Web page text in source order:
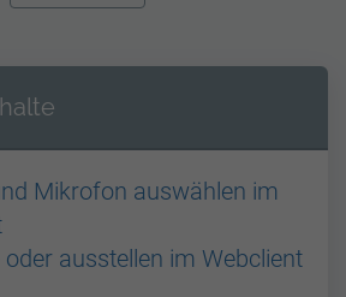
Mikrofon auswählen im
oder ausstellen im Webclient